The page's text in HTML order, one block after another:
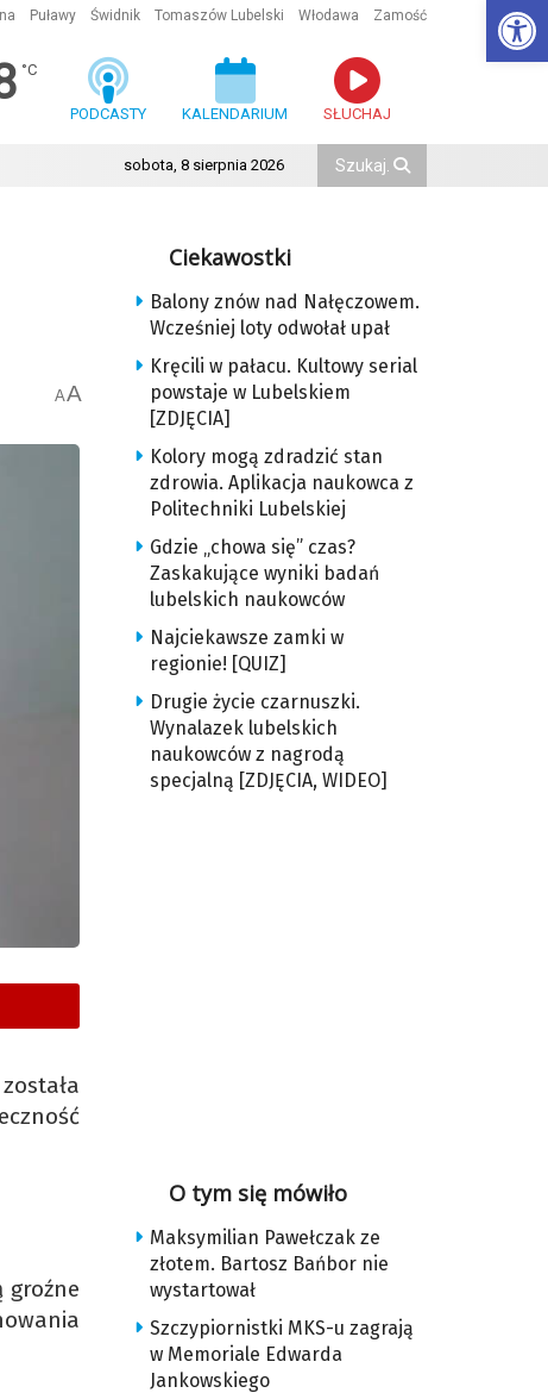
Puławy Świdnik Tomaszów Lubelski Włodawa Zamość
°C
PODCASTY KALENDARIUM SŁUCHAJ
sobota, 8 sierpnia 2026
AA
groźne
Ciekawostki
Balony znów nad Nałęczowem.
Wcześniej loty odwołał upał
Kręcili w pałacu. Kultowy serial
powstaje w Lubelskiem
[ZDJĘCIA]
Kolory mogą zdradzić stan
zdrowia. Aplikacja naukowca z
Politechniki Lubelskiej
Gdzie „chowa się” czas?
Zaskakujące wyniki badań
lubelskich naukowców
Najciekawsze zamki w
regionie! [QUIZ]
Drugie życie czarnuszki.
Wynalazek lubelskich
naukowców z nagrodą
specjalną [ZDJĘCIA, WIDEO]
O tym się mówiło
Maksymilian Pawełczak ze
złotem. Bartosz Bańbor nie
wystartował
Szczypiornistki MKS-u zagrają
w Memoriale Edwarda
Jankowskiego